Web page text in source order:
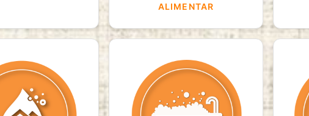
ALIMENTAR